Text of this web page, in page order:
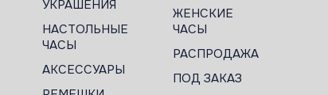
УКРАШЕНИЯ
НАСТОЛЬНЫЕ
ЧАСЫ
АКСЕССУАРЫ
ЖЕНСКИЕ
ЧАСЫ
РАСПРОДАЖА
ПОД ЗАКАЗ